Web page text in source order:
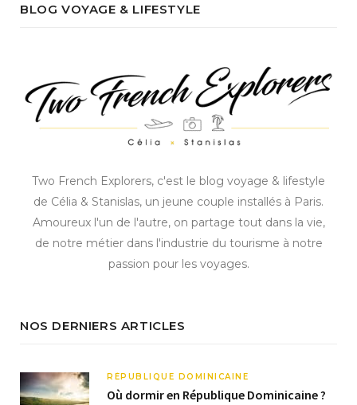
BLOG VOYAGE & LIFESTYLE
Two French Explorers, c'est le blog voyage & lifestyle
de Célia & Stanislas, un jeune couple installés à Paris.
Amoureux l'un de l'autre, on partage tout dans la vie,
de notre métier dans l'industrie du tourisme à notre
passion pour les voyages.
NOS DERNIERS ARTICLES
RÉPUBLIQUE DOMINICAINE
Où dormir en République Dominicaine ?